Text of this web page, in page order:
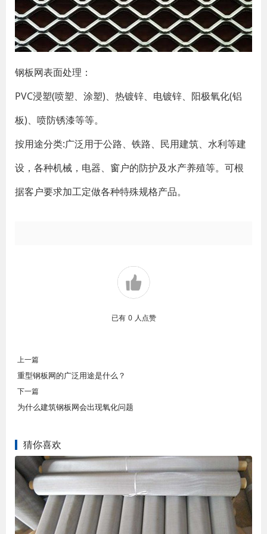
钢板网表面处理：
PVC浸塑(喷塑、涂塑)、热镀锌、电镀锌、阳极氧化(铝
板)、喷防锈漆等等。
按用途分类:广泛用于公路、铁路、民用建筑、水利等建
设，各种机械，电器、窗户的防护及水产养殖等。可根
据客户要求加工定做各种特殊规格产品。
已有 0 人点赞
上一篇
重型钢板网的广泛用途是什么？
下一篇
为什么建筑钢板网会出现氧化问题
猜你喜欢